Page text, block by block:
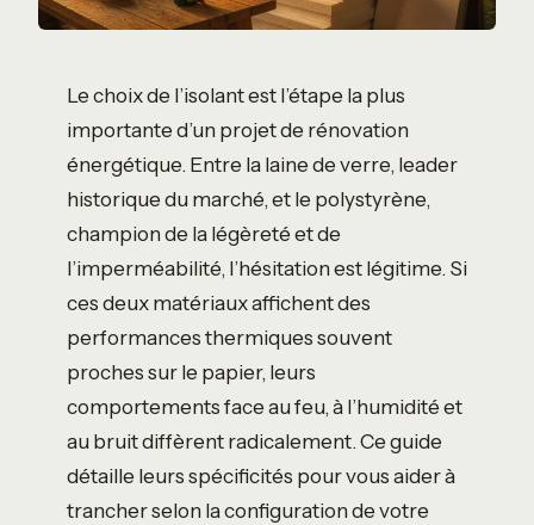
Le choix de l’isolant est l’étape la plus
importante d’un projet de rénovation
énergétique. Entre la laine de verre, leader
historique du marché, et le polystyrène,
champion de la légèreté et de
l’imperméabilité, l’hésitation est légitime. Si
ces deux matériaux affichent des
performances thermiques souvent
proches sur le papier, leurs
comportements face au feu, à l’humidité et
au bruit diffèrent radicalement. Ce guide
détaille leurs spécificités pour vous aider à
trancher selon la configuration de votre